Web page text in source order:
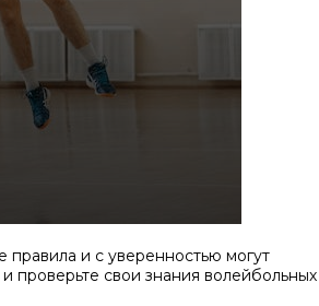
и с уверенностью могут
проверьте свои знания волейбольных